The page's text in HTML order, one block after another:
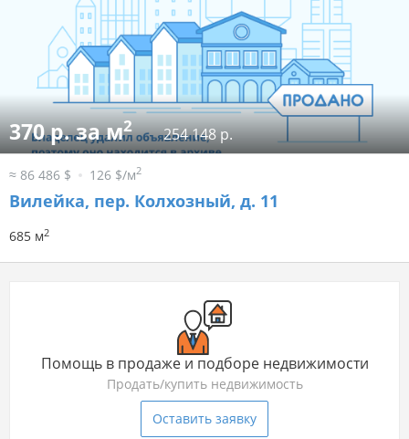
370 р. за м2 254 148 р.
≈ 86 486 $ 126 $/м2
Вилейка, пер. Колхозный, д. 11
685 м2
Помощь в продаже и подборе недвижимости
Продать/купить недвижимость
Оставить заявку